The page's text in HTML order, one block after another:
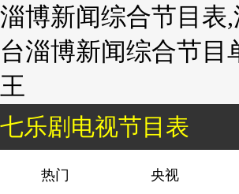
淄博新闻综合节目表
台淄博新闻综合节目
王
七乐剧电视节目表
热门 央视